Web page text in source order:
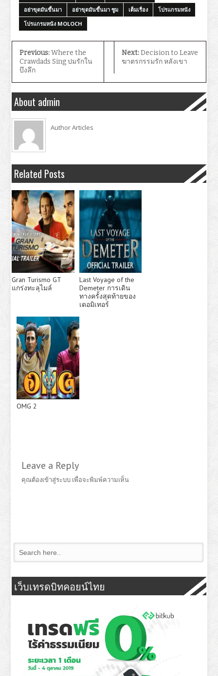
อย่าขุดมันขึ้นมา
อย่าขุดมันขึ้นมา ซูม เต็มเรื่อง
โปรแกรมหนัง
โปรแกรมหนัง MOLOCH
Previous:Where the
Crawdads Sing ปมรักใน
บึงลึก
Next:Decision to Leave
ฆาตรกรรมรัก หลังเขา
About admin
Author Articles
Related Posts
Gran Turismo GT
แกร่งทะลุไมล์
Last Voyage of the
Demeter การเดิน
ทางครั้งสุดท้ายของ
เดอมิเทอร์
OMG 2
Leave a Reply
คุณต้องเข้าสู่ระบบ เพื่อจะพิมพ์ความเห็น
เว็บเทรดบิทคอยน์ไทย